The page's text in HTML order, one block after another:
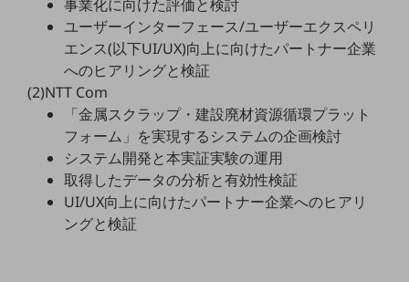
通信モジュール製品
衛星携帯電話
IOT完了済みメーカーブランド製品
ドコモBiz データ無制限 ドコモ MAX ドコモ mini ドコモBiz かけ放題
ケータイプラン
事業化に向けた評価と検討
ユーザーインターフェース/ユーザーエクスペリ
エンス(以下UI/UX)向上に向けたパートナー企業
へのヒアリングと検証
(2)NTT Com
「金属スクラップ・建設廃材資源循環プラット
フォーム」を実現するシステムの企画検討
システム開発と本実証実験の運用
取得したデータの分析と有効性検証
UI/UX向上に向けたパートナー企業へのヒアリ
ングと検証